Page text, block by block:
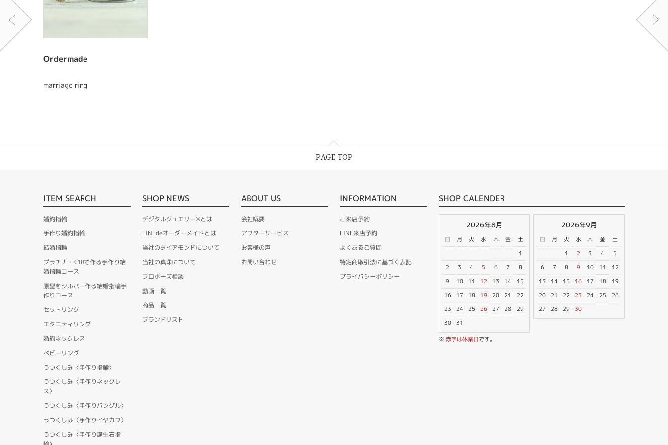
Ordermade
marriage ring
PAGE TOP
ITEM SEARCH
婚約指輪
手作り婚約指輪
結婚指輪
プラチナ・K18で作る手作り結
婚指輪コース
原型をシルバー作る結婚指輪手
作りコース
セットリング
エタニティリング
婚約ネックレス
ベビーリング
うつくしみ〈手作り指輪〉
うつくしみ〈手作りネックレ
ス〉
うつくしみ〈手作りバングル〉
うつくしみ〈手作りイヤカフ〉
うつくしみ〈手作り誕生石指
SHOP NEWS
デジタルジュエリー®とは
LINEdeオーダーメイドとは
当社のダイアモンドについて
当社の真珠について
プロポーズ相談
動画一覧
商品一覧
ブランドリスト
ABOUT US
会社概要
アフターサービス
お客様の声
お問い合わせ
INFORMATION
ご来店予約
LINE来店予約
よくあるご質問
特定商取引法に基づく表記
プライバシーポリシー
SHOP CALENDER
2026年8月
日 月 火 水 木 金
土
1
2
3 4 5 6 7
8
9
10 11 12 13 14
15
16
17 18 19 20 21
22
23
24 25 26 27 28
29
30
31
2026年9月
日 月 火 水 木 金
土
1
2 3 4
5
6
7 8 9 10 11
12
13
14 15 16 17 18
19
20
21 22 23 24 25
26
27
28 29 30
※ 赤字は休業日です。